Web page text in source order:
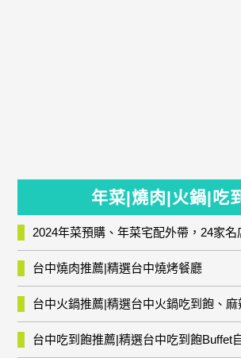
年菜|燒肉|火鍋|吃
台中燒肉推薦|精選台中燒烤餐廳
台中吃到飽推薦|精選台中吃到飽Buffet